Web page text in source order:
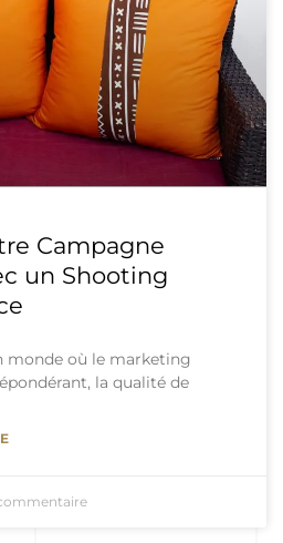
Campagne
un Shooting
monde où le marketing
la qualité de